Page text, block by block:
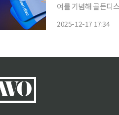
여를 기념해 골든디스
2025-12-17 17:34